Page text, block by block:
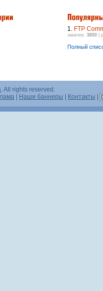
1. FTP
закачек: 3850 |
Полный
. All rights reserved.
Наши баннеры Контакты